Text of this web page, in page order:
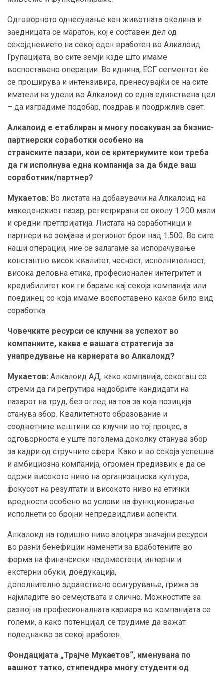
Одговорното однесување кон животната околина и
заедницата се маратон, кој е составен дел од
секојдневието на секој еден вработен во Алкалоид
Групацијата, во сите земји каде што имаме
воспоставено операции. Во иднина, ЕСГ сегментот ќе
се проширува и интензивира, пренесувајќи се на сите
иматели на удели во Алкалоид со една единствена цел
– да изградиме подобар, поздрав и поодржлив свет.
Алкалоид е етаблиран и многу посакуван за бизнис-
партнерски соработки особено на
странските пазари, кои се критериумите кои треба
да ги исполнува една компанија за да биде ваш
соработник/партнер?
Мукаетов: Во листата на добавувачи на Алкалоид на
македонскиот пазар, регистрирани се околу 1.200 мали
и средни претпријатија. Листата на соработници и
партнери во земјава и регионот брои над 1.500. Во сите
наши операции, ние се залагаме за испорачување
константно висок квалитет, чесност, исполнителност,
висока деловна етика, професионален интегритет и
кредибилитет кои ги бараме кај секоја компанија или
поединец со која имаме воспоставено каков било вид
соработка.
Човечките ресурси се клучни за успехот во
компаниите, каква е вашата стратегија за
унапредување на кариерата во Алкалоид?
Мукаетов: Алкалоид АД, како компанија, секогаш се
стреми да ги регрутира најдобрите кандидати на
пазарот на труд, без оглед на тоа за која позиција
станува збор. Квалитетното образование и
соодветните вештини се клучни во тој процес, а
одговорноста е уште поголема доколку станува збор
за кадри од стручните сфери. Како и во секоја успешна
и амбициозна компанија, огромен предизвик е да се
одржи високото ниво на организациска култура,
фокусот на резултати и високото ниво на етички
вредности особено во услови на функционирање
исполнети со бројни непредвидливи аспекти.
Алкалоид на годишно ниво алоцира значајни ресурси
во разни бенефиции наменети за вработените во
форма на финансиски надоместоци, интерни и
екстерни обуки, доедукација,
дополнително здравствено осигурување, грижа за
најмладите во семејствата и слично. Можностите за
развој на професионалната кариера во компанијата се
големи, а како потенцијал, се трудиме да важат
подеднакво за секој вработен.
Фондацијата „Трајче Мукаетов“, именувана по
вашиот татко, стипендира многу студенти од